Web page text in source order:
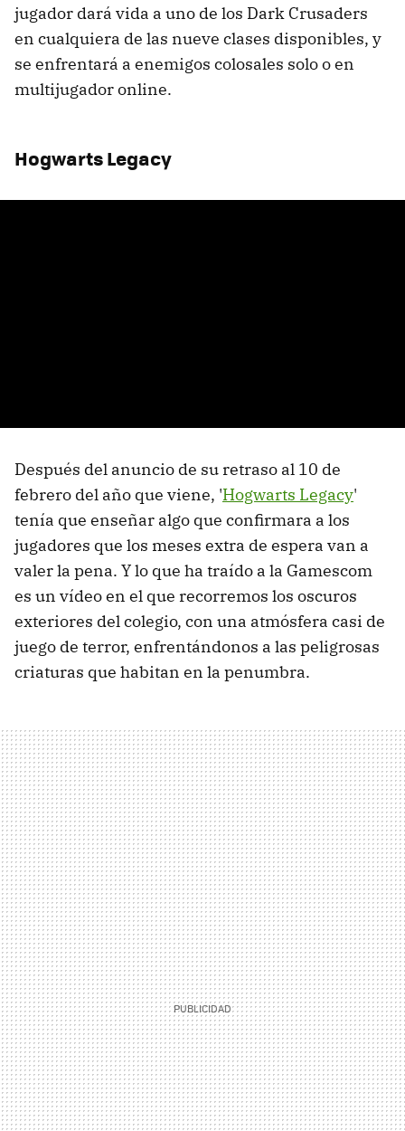
jugador dará vida a uno de los Dark Crusaders
en cualquiera de las nueve clases disponibles, y
se enfrentará a enemigos colosales solo o en
multijugador online.
Hogwarts Legacy
Después del anuncio de su retraso al 10 de
febrero del año que viene, 'Hogwarts Legacy'
tenía que enseñar algo que confirmara a los
jugadores que los meses extra de espera van a
valer la pena. Y lo que ha traído a la Gamescom
es un vídeo en el que recorremos los oscuros
exteriores del colegio, con una atmósfera casi de
juego de terror, enfrentándonos a las peligrosas
criaturas que habitan en la penumbra.